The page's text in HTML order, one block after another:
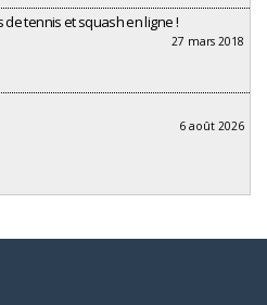
tennis et squash en ligne !
27 mars 2018
6 août 2026